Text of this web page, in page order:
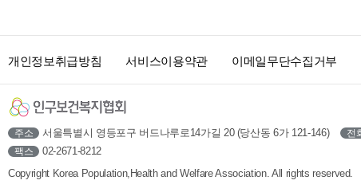
개인정보취급방침 서비스이용약관 이메일무단수집거부
주소 서울특별시 영등포구 버드나루로14가길 20 (당산동 6가 121-146) 전
팩스
02-2671-8212
Copyright Korea Population,Health and Welfare Association. All rights reserved.